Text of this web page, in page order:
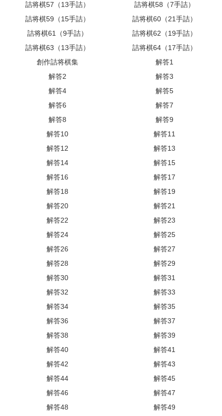
詰将棋57（13手詰）
詰将棋58（7手詰）
詰将棋59（15手詰）
詰将棋60（21手詰）
詰将棋61（9手詰）
詰将棋62（19手詰）
詰将棋63（13手詰）
詰将棋64（17手詰）
創作詰将棋集
解答1
解答2
解答3
解答4
解答5
解答6
解答7
解答8
解答9
解答10
解答11
解答12
解答13
解答14
解答15
解答16
解答17
解答18
解答19
解答20
解答21
解答22
解答23
解答24
解答25
解答26
解答27
解答28
解答29
解答30
解答31
解答32
解答33
解答34
解答35
解答36
解答37
解答38
解答39
解答40
解答41
解答42
解答43
解答44
解答45
解答46
解答47
解答48
解答49